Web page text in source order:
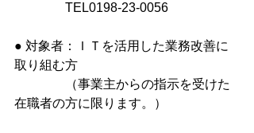
TEL0198-23-0056
● 対象者：ＩＴを活用した業務改善に
取り組む方
（事業主からの指示を受けた
在職者の方に限ります。）